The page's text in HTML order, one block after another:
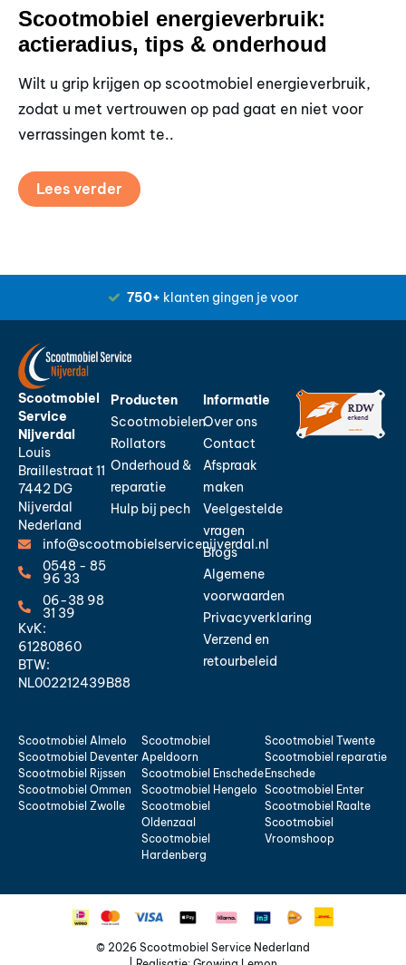
Scootmobiel energieverbruik:
actieradius, tips & onderhoud
Wilt u grip krijgen op scootmobiel energieverbruik,
zodat u met vertrouwen op pad gaat en niet voor
verrassingen komt te..
Lees verder
750+ klanten gingen je voor
Scootmobiel
Service
Nijverdal
Louis
Braillestraat 11
7442 DG
Nijverdal
Nederland
info@scootmobielservicenijverdal.nl
0548 - 85
96 33
06-38 98
31 39
KvK:
61280860
BTW:
NL002212439B88
Producten
Scootmobielen
Rollators
Onderhoud &
reparatie
Hulp bij pech
Informatie
Over ons
Contact
Afspraak
maken
Veelgestelde
vragen
Blogs
Algemene
voorwaarden
Privacyverklaring
Verzend en
retourbeleid
Scootmobiel Almelo
Scootmobiel Deventer
Scootmobiel Rijssen
Scootmobiel Ommen
Scootmobiel Zwolle
Scootmobiel
Apeldoorn
Scootmobiel Enschede
Scootmobiel Hengelo
Scootmobiel
Oldenzaal
Scootmobiel
Hardenberg
Scootmobiel Twente
Scootmobiel reparatie
Enschede
Scootmobiel Enter
Scootmobiel Raalte
Scootmobiel
Vroomshoop
© 2026 Scootmobiel Service Nederland